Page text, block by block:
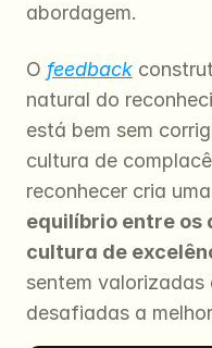
abordagem.
O feedback
natural do
está bem sem
cultura de
reconhecer cria
equilíbrio entre os
cultura de
sentem valorizadas
desafiadas a